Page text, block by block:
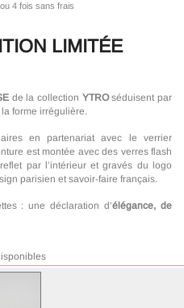
4 fois sans frais
LIMITÉE
de la collection YTROséduisent par
la forme irrégulière.
en partenariat avec le verrier
est montée avec des verres flash
par l’intérieur et gravés du logo
parisien et savoir-faire français.
: une déclaration d’élégance, de